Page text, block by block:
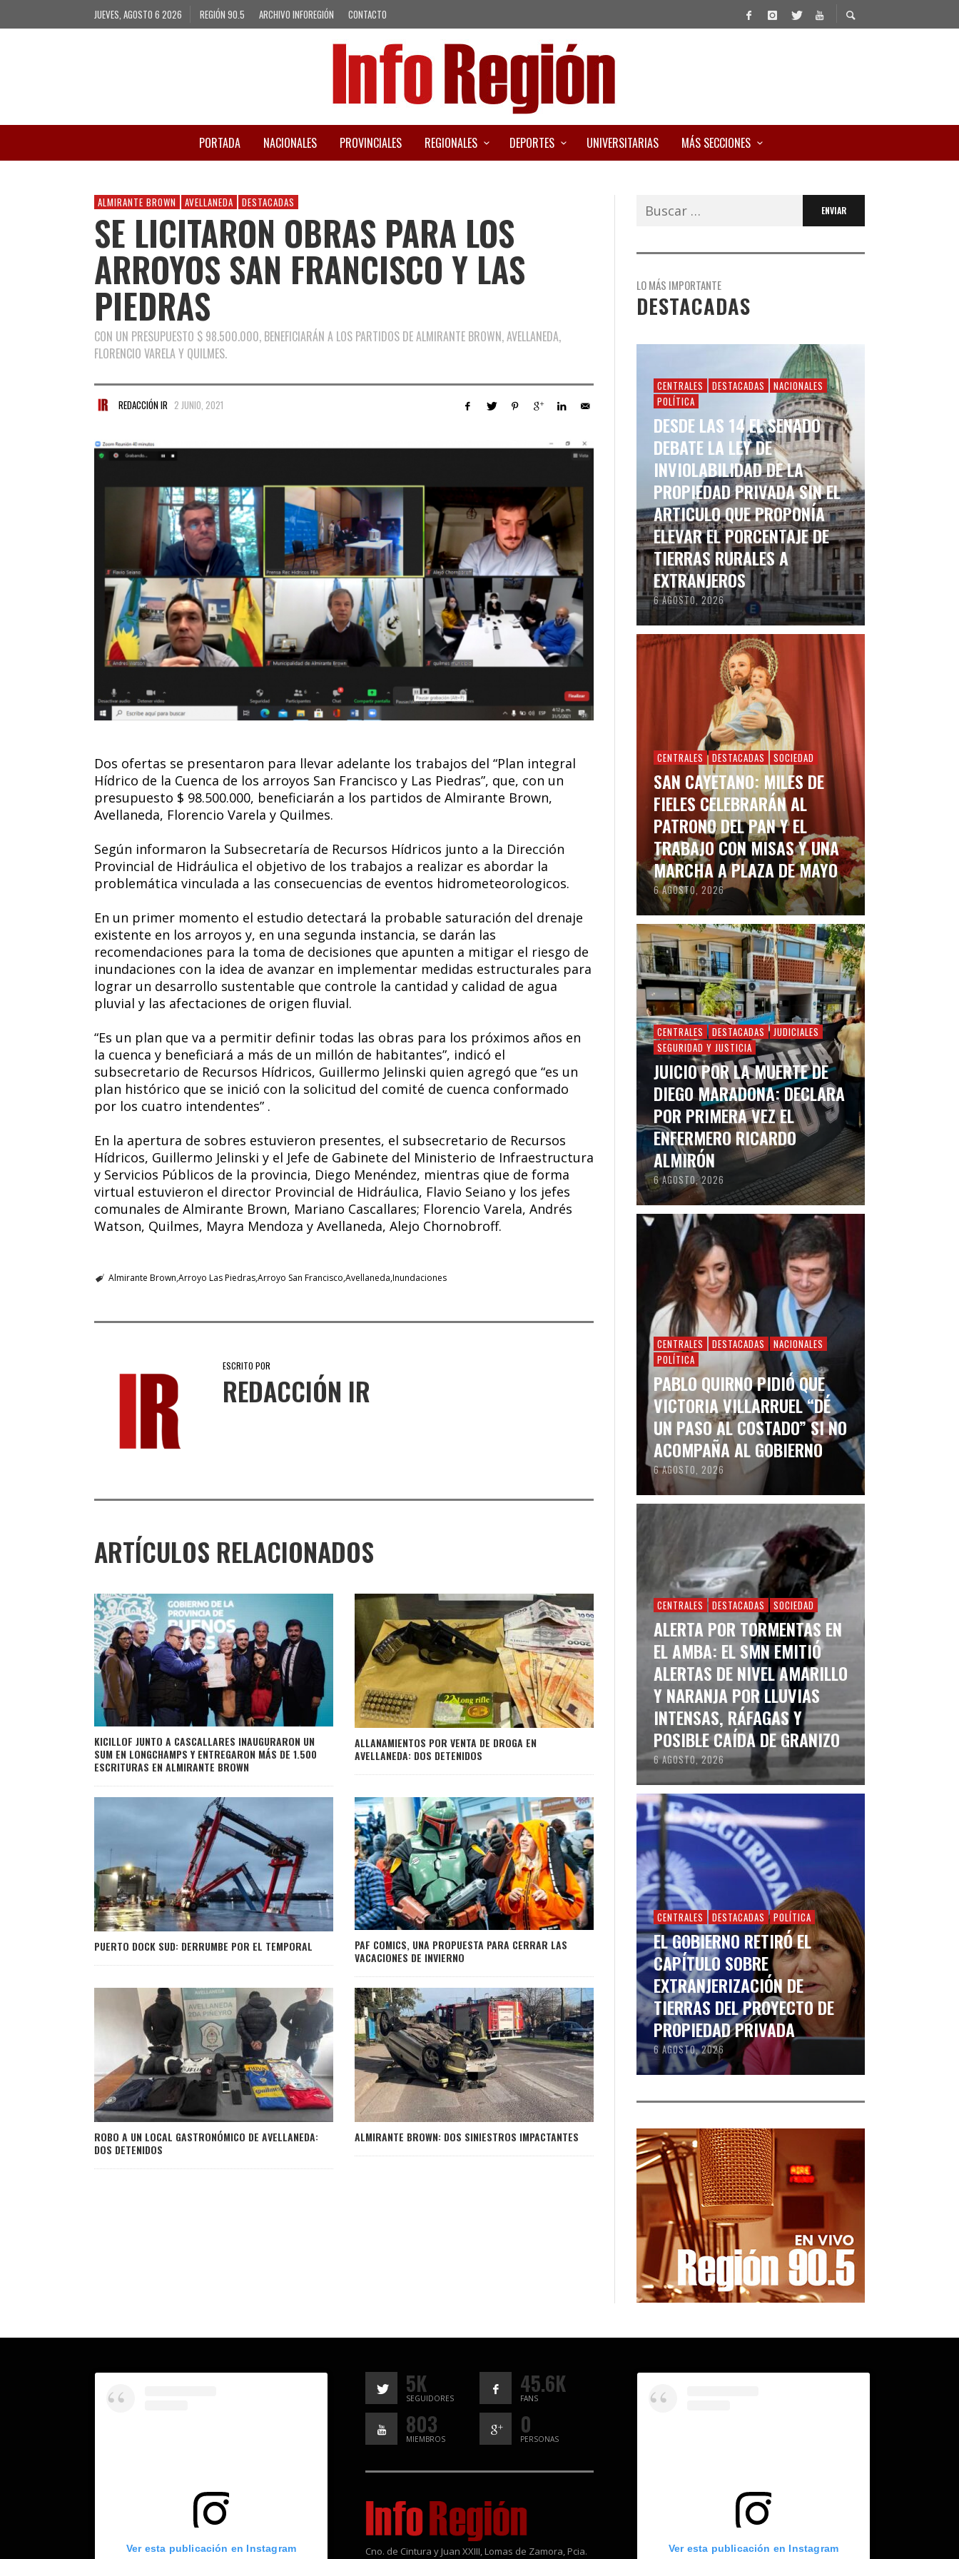
JUEVES, AGOSTO 6 2026 REGIÓN 90.5 ARCHIVO INFOREGIÓN CONTACTO
PORTADA NACIONALES PROVINCIALES REGIONALES DEPORTES UNIVERSITARIAS MÁS SECCIONES
ALMIRANTE BROWN AVELLANEDA DESTACADAS
SE LICITARON OBRAS PARA LOS
ARROYOS SAN FRANCISCO Y LAS
PIEDRAS
CON UN PRESUPUESTO $ 98.500.000, BENEFICIARÁN A LOS PARTIDOS DE ALMIRANTE BROWN, AVELLANEDA,
FLORENCIO VARELA Y QUILMES.
REDACCIÓN IR 2 JUNIO, 2021
Dos ofertas se presentaron para llevar adelante los trabajos del “Plan integral
Hídrico de la Cuenca de los arroyos San Francisco y Las Piedras”, que, con un
presupuesto $ 98.500.000, beneficiarán a los partidos de Almirante Brown,
Avellaneda, Florencio Varela y Quilmes.
Según informaron la Subsecretaría de Recursos Hídricos junto a la Dirección
Provincial de Hidráulica el objetivo de los trabajos a realizar es abordar la
problemática vinculada a las consecuencias de eventos hidrometeorologicos.
En un primer momento el estudio detectará la probable saturación del drenaje
existente en los arroyos y, en una segunda instancia, se darán las
recomendaciones para la toma de decisiones que apunten a mitigar el riesgo de
inundaciones con la idea de avanzar en implementar medidas estructurales para
lograr un desarrollo sustentable que controle la cantidad y calidad de agua
pluvial y las afectaciones de origen fluvial.
“Es un plan que va a permitir definir todas las obras para los próximos años en
la cuenca y beneficiará a más de un millón de habitantes”, indicó el
subsecretario de Recursos Hídricos, Guillermo Jelinski quien agregó que “es un
plan histórico que se inició con la solicitud del comité de cuenca conformado
por los cuatro intendentes” .
En la apertura de sobres estuvieron presentes, el subsecretario de Recursos
Hídricos, Guillermo Jelinski y el Jefe de Gabinete del Ministerio de Infraestructura
y Servicios Públicos de la provincia, Diego Menéndez, mientras qiue de forma
virtual estuvieron el director Provincial de Hidráulica, Flavio Seiano y los jefes
comunales de Almirante Brown, Mariano Cascallares; Florencio Varela, Andrés
Watson, Quilmes, Mayra Mendoza y Avellaneda, Alejo Chornobroff.
Almirante Brown Arroyo Las PiedrasArroyo San Francisco Avellaneda Inundaciones
ESCRITO POR
REDACCIÓN IR
ARTÍCULOS RELACIONADOS
KICILLOF JUNTO A CASCALLARES INAUGURARON UN
SUM EN LONGCHAMPS Y ENTREGARON MÁS DE 1.500
ESCRITURAS EN ALMIRANTE BROWN
ALLANAMIENTOS POR VENTA DE DROGA EN
AVELLANEDA: DOS DETENIDOS
PUERTO DOCK SUD: DERRUMBE POR EL TEMPORAL
PAF COMICS, UNA PROPUESTA PARA CERRAR LAS
VACACIONES DE INVIERNO
ROBO A UN LOCAL GASTRONÓMICO DE AVELLANEDA:
DOS DETENIDOS
ALMIRANTE BROWN: DOS SINIESTROS IMPACTANTES
Buscar:
LO MÁS IMPORTANTE
DESTACADAS
CENTRALES DESTACADAS
NACIONALES
POLÍTICA
DESDE LAS 14 EL SENADO
DEBATE LA LEY DE
INVIOLABILIDAD DE LA
PROPIEDAD PRIVADA SIN EL
ARTICULO QUE PROPONÍA
ELEVAR EL PORCENTAJE DE
TIERRAS RURALES A
EXTRANJEROS
6 AGOSTO, 2026
CENTRALES DESTACADAS SOCIEDAD
SAN CAYETANO: MILES DE
FIELES CELEBRARÁN AL
PATRONO DEL PAN Y EL
TRABAJO CON MISAS Y UNA
MARCHA A PLAZA DE MAYO
6 AGOSTO, 2026
CENTRALES DESTACADAS
JUDICIALES
SEGURIDAD Y JUSTICIA
JUICIO POR LA MUERTE DE
DIEGO MARADONA: DECLARA
POR PRIMERA VEZ EL
ENFERMERO RICARDO
ALMIRÓN
6 AGOSTO, 2026
CENTRALES DESTACADAS
NACIONALES
POLÍTICA
PABLO QUIRNO PIDIÓ QUE
VICTORIA VILLARRUEL “DÉ
UN PASO AL COSTADO” SI NO
ACOMPAÑA AL GOBIERNO
6 AGOSTO, 2026
CENTRALES DESTACADAS SOCIEDAD
ALERTA POR TORMENTAS EN
EL AMBA: EL SMN EMITIÓ
ALERTAS DE NIVEL AMARILLO
Y NARANJA POR LLUVIAS
INTENSAS, RÁFAGAS Y
POSIBLE CAÍDA DE GRANIZO
6 AGOSTO, 2026
CENTRALES DESTACADAS POLÍTICA
EL GOBIERNO RETIRÓ EL
CAPÍTULO SOBRE
EXTRANJERIZACIÓN DE
TIERRAS DEL PROYECTO DE
PROPIEDAD PRIVADA
6 AGOSTO, 2026
Ver esta publicación en Instagram
5K
SEGUIDORES
45.6K
FANS
803
MIEMBROS
0
PERSONAS
Cno. de Cintura y Juan XXIII, Lomas de Zamora, Pcia. Ver esta publicación en Instagram